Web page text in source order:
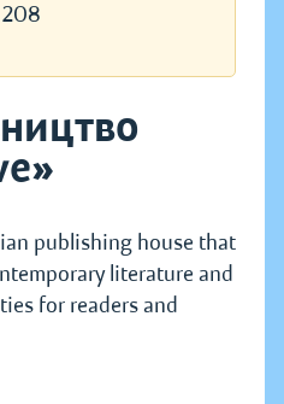
208
publishing house that
literature and
for readers and